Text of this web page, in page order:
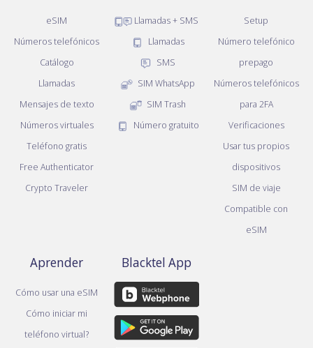
eSIM
Números telefónicos
Catálogo
Llamadas
Mensajes de texto
Números virtuales
Teléfono gratis
Free Authenticator
Crypto Traveler
Llamadas + SMS
Llamadas
SMS
SIM WhatsApp
SIM Trash
Número gratuito
Setup
Número telefónico
prepago
Números telefónicos
para 2FA
Verificaciones
Usar tus propios
dispositivos
SIM de viaje
Compatible con
eSIM
Aprender
Cómo usar una eSIM
Cómo iniciar mi
teléfono virtual?
Blacktel App